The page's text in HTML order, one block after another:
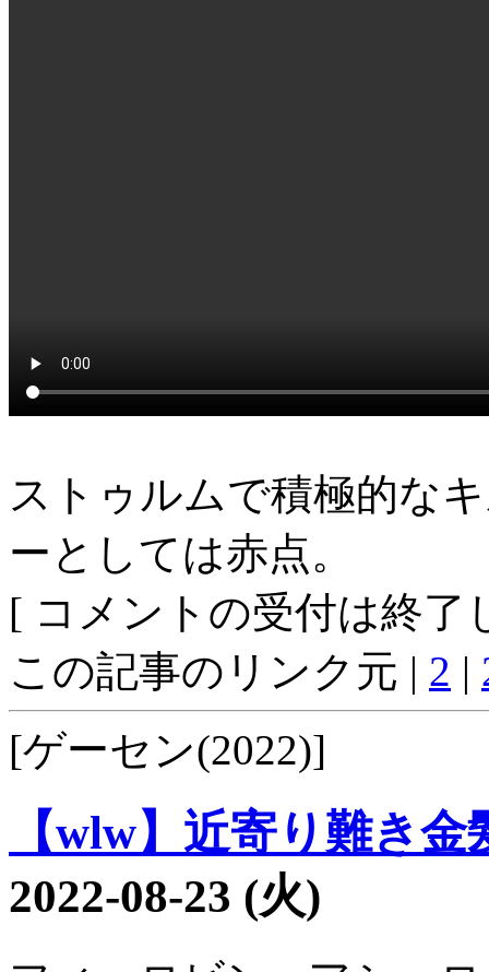
ストゥルムで積極的な
ーとしては赤点。
[ コメントの受付は終了
この記事のリンク元 | 2 |
[ゲーセン(2022)]
【wlw】近寄り難き
2022-08-23 (火)